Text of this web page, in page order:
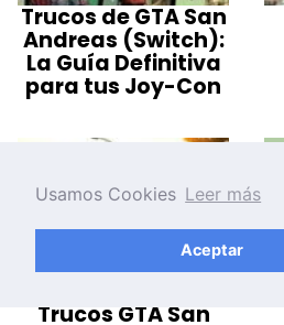
Trucos de GTA San
Andreas (Switch):
La Guía Definitiva
para tus Joy-Con
Trucos GTA San
Usamos Cookies Leer más
Aceptar